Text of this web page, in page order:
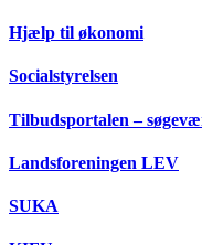
Hjælp til økonomi
Socialstyrelsen
Tilbudsportalen –
Landsforeningen LEV
SUKA